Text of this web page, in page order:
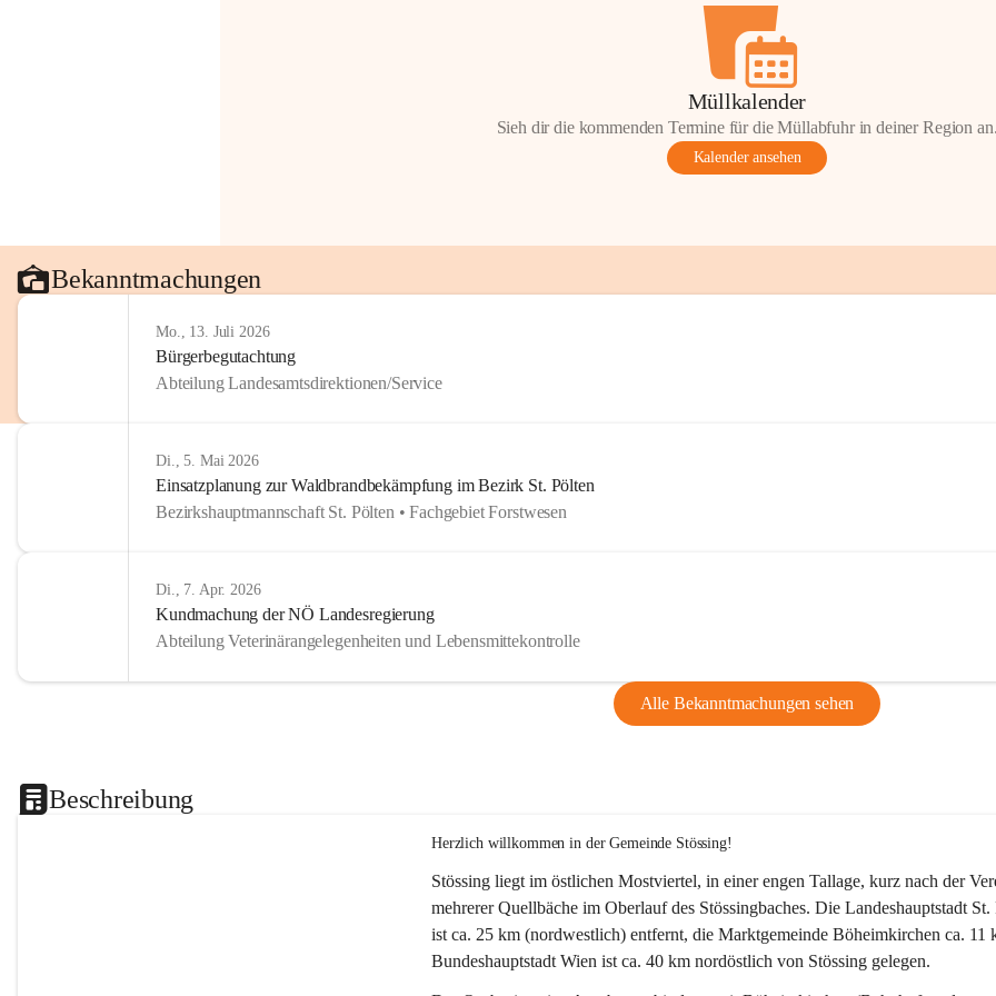
Müllkalender
Sieh dir die kommenden Termine für die Müllabfuhr in deiner Region
Kalender ansehen
Bekanntmachungen
Mo., 13. Juli 2026
Bürgerbegutachtung
Abteilung Landesamtsdirektionen/Service
Di., 5. Mai 2026
Einsatzplanung zur Waldbrandbekämpfung im Bezirk St. Pölten
Bezirkshauptmannschaft St. Pölten • Fachgebiet Forstwesen
Di., 7. Apr. 2026
Kundmachung der NÖ Landesregierung
Abteilung Veterinärangelegenheiten und Lebensmittekontrolle
Alle Bekanntmachungen sehen
Beschreibung
Herzlich willkommen in der Gemeinde Stössing!
Stössing liegt im östlichen Mostviertel, in einer engen Tallage, kurz nach der
mehrerer Quellbäche im Oberlauf des Stössingbaches. Die Landeshauptstadt
ist ca. 25 km (nordwestlich) entfernt, die Marktgemeinde Böheimkirchen ca.
Bundeshauptstadt Wien ist ca. 40 km nordöstlich von Stössing gelegen.